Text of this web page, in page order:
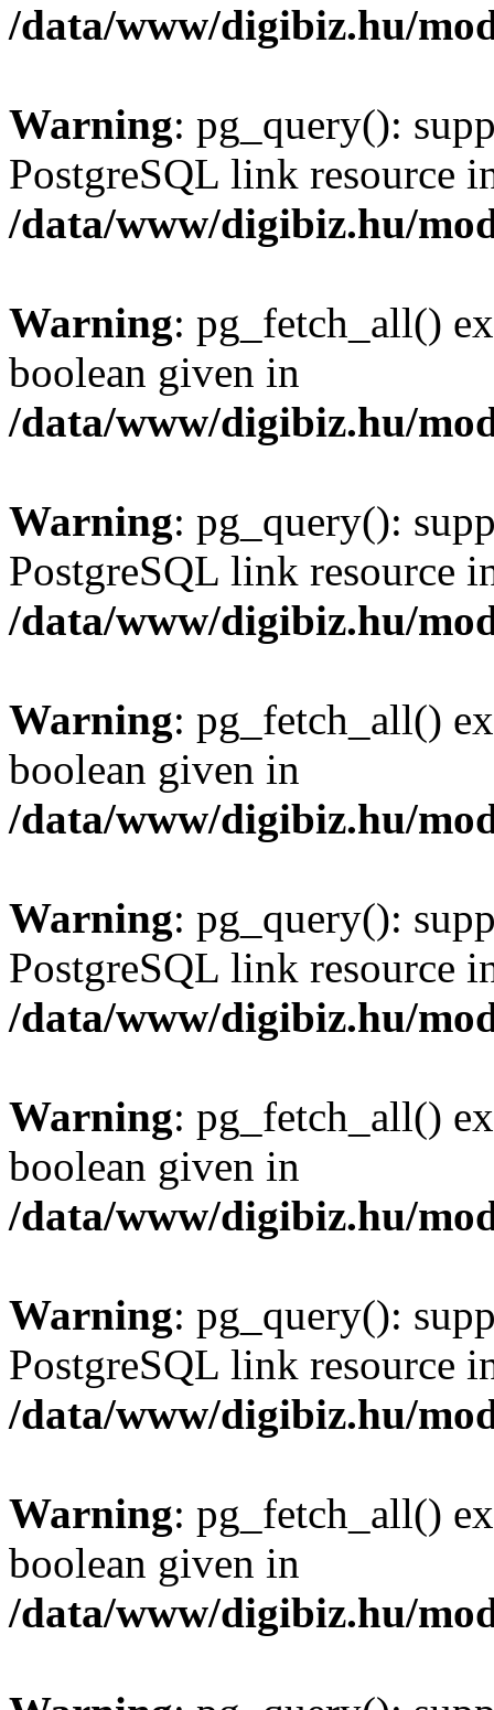
/data/www/digibiz.hu/
Warning: pg_query():
PostgreSQL link resource
/data/www/digibiz.hu/
Warning: pg_fetch_all()
boolean given in
/data/www/digibiz.hu/
Warning: pg_query():
PostgreSQL link resource
/data/www/digibiz.hu/
Warning: pg_fetch_all()
boolean given in
/data/www/digibiz.hu/
Warning: pg_query():
PostgreSQL link resource
/data/www/digibiz.hu/
Warning: pg_fetch_all()
boolean given in
/data/www/digibiz.hu/
Warning: pg_query():
PostgreSQL link resource
/data/www/digibiz.hu/
Warning: pg_fetch_all()
boolean given in
/data/www/digibiz.hu/